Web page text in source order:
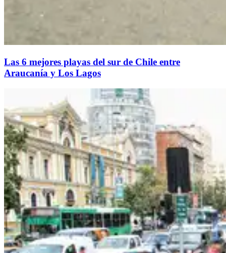
Las 6 mejores playas del sur de Chile entre
Araucanía y Los Lagos